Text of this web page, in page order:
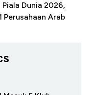
Piala Dunia 2026,
Perusahaan Arab